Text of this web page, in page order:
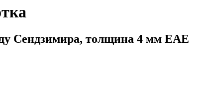
Сендзимира, толщина 4 мм ЕАЕ